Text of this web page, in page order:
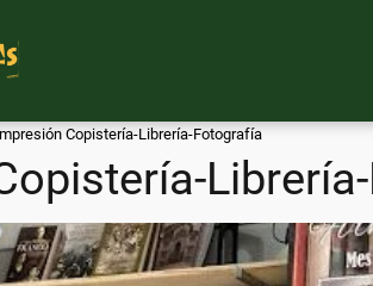
Copistería-Librería-Fotografía